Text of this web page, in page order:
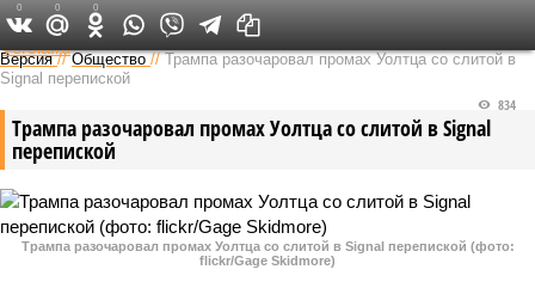
Федеральный выпуск
Версия //Общество //Трампа разочаровал промах Уолтца со слитой в
Signal перепиской
Трампа разочаровал промах Уолтца со слитой в Signal
перепиской
834
Трампа разочаровал промах Уолтца со слитой в Signal перепиской (фото:
flickr/Gage Skidmore)
0 0 0